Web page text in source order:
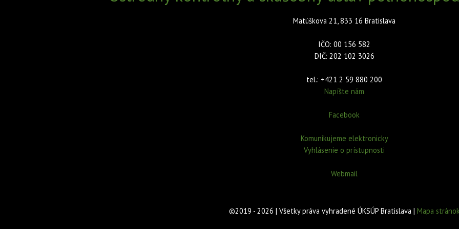
Matúškova 21, 833 16 Bratislava
IČO: 00 156 582
DIČ: 202 102 3026
tel.: +421 2 59 880 200
Napíšte nám
Facebook
Komunikujeme elektronicky
Vyhlásenie o prístupnosti
Webmail
©2019 - 2026 | Všetky práva vyhradené ÚKSÚP Bratislava | Mapa